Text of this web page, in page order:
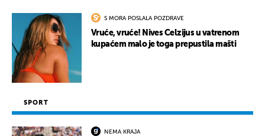
S MORA POSLALA POZDRAVE
Vruće, vruće! Nives Celzijus u vatrenom
kupaćem malo je toga prepustila mašti
SPORT
NEMA KRAJA